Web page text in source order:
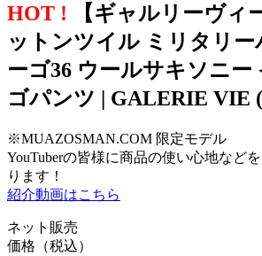
HOT ! 【ギャルリーヴィ
ットンツイル ミリタリー
ーゴ36 ウールサキソニー
ゴパンツ | GALERIE VIE
※MUAZOSMAN.COM 限定モデル
YouTuberの皆様に商品の使い心地など
ります！
紹介動画はこちら
ネット販売
価格（税込）